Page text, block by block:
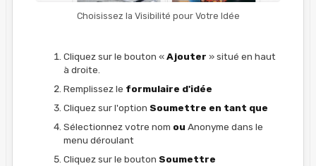
Choisissez la Visibilité pour Votre Idée
Cliquez sur le bouton «Ajouter » situé en haut
à droite.
Remplissez le formulaire d'idée
Cliquez sur l'option Soumettre en tant que
Sélectionnez votre nom ou Anonyme dans le
menu déroulant
Cliquez sur le bouton Soumettre